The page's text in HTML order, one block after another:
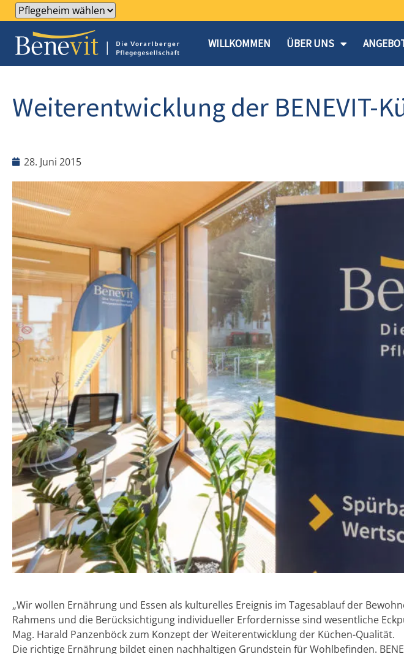
WILLKOMMEN ÜBER UNS
Weiterentwicklung der BENEVIT-
28. Juni 2015
„Wir wollen Ernährung und Essen als kulturelles Ereignis im Tagesablauf der
Rahmens und die Berücksichtigung individueller Erfordernisse sind wesentliche
Mag. Harald Panzenböck zum Konzept der Weiterentwicklung der Küchen-Qualität.
Die richtige Ernährung bildet einen nachhaltigen Grundstein für Wohlbefinden.